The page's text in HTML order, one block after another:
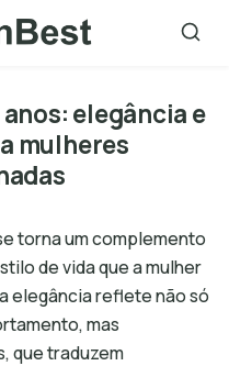
anos: elegância e
mulheres
torna um complemento
de vida que a mulher
elegância reflete não só
mas
que traduzem